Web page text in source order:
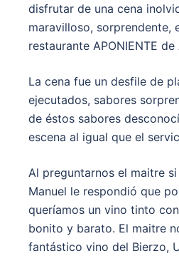
disfrutar de una cena
maravilloso, sorprendente,
restaurante APONIENTE de
La cena fue un desfile de
ejecutados, sabores
de éstos sabores
escena al igual que el
Al preguntarnos el maitre
Manuel le respondió que
queríamos un vino tinto
bonito y barato. El maitre
fantástico vino del Bierzo,